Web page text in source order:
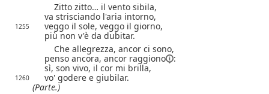
Zitto zitto… il vento sibila,
va strisciando l'aria intorno,
1255
veggo il sole, veggo il giorno,
più non v'è da dubitar.
Che allegrezza, ancor ci sono,
penso ancora, ancor raggiono
:
sì, son vivo, il cor mi brilla,
1260
vo' godere e giubilar.
(Parte.)